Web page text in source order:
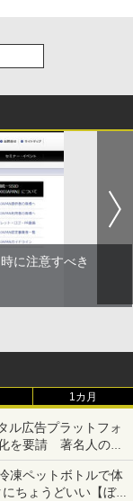
に注意すべき
1カ月
ル広告プラットフォ
を要請 著名人の写
て
凍ペットボトルで体
ちょうどいい【ぼっ